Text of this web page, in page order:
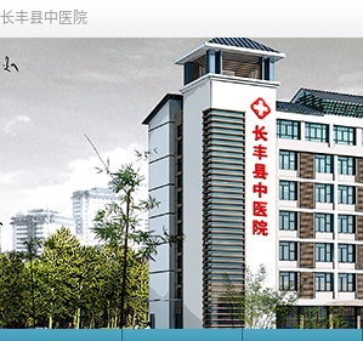
长丰县中医院